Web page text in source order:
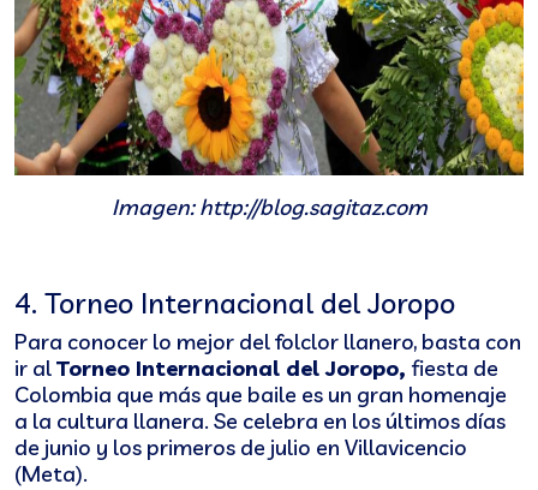
Imagen: http://blog.sagitaz.com
4. Torneo Internacional del Joropo
Para conocer lo mejor del folclor llanero, basta con
ir alTorneo Internacional del Joropo,fiesta de
Colombia que más que baile es un gran homenaje
a la cultura llanera. Se celebra en los últimos días
de junio y los primeros de julio en Villavicencio
(Meta).